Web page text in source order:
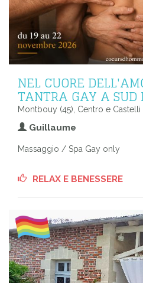
NEL CUORE
TANTRA GAY A SUD
Montbouy (45), Centro e Castelli
Guillaume
Massaggio / Spa Gay only
RELAX E BENESSERE